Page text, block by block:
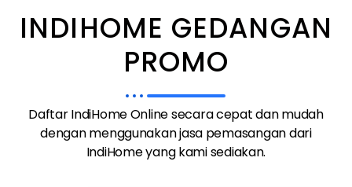
INDIHOME GEDANGAN
PROMO
Daftar IndiHome Online secara cepat dan mudah
dengan menggunakan jasa pemasangan dari
IndiHome yang kami sediakan.